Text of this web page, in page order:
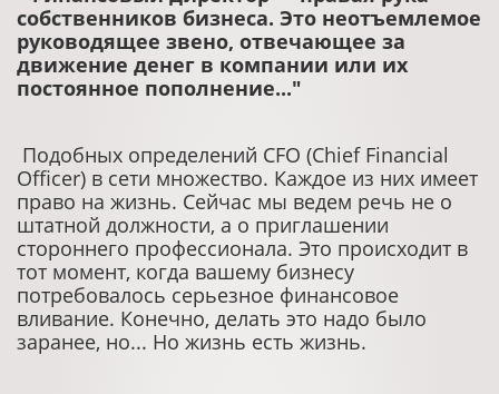
собственников бизнеса. Это неотъемлемое
руководящее звено, отвечающее за
движение денег в компании или их
постоянное пополнение..."
Подобных определений СFO (Chief Financial
Officer) в сети множество. Каждое из них имеет
право на жизнь. Сейчас мы ведем речь не о
штатной должности, а о приглашении
стороннего профессионала. Это происходит в
тот момент, когда вашему бизнесу
потребовалось серьезное финансовое
вливание. Конечно, делать это надо было
заранее, но... Но жизнь есть жизнь.